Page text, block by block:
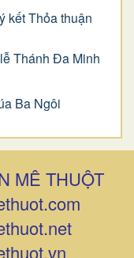
kết Thỏa thuận
Thánh Đa Minh
Ba Ngôi
MÊ THUỘT